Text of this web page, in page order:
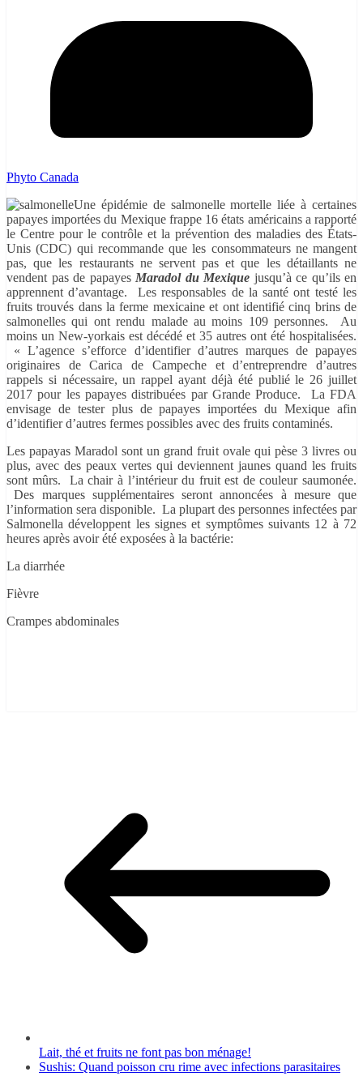
Phyto Canada
Une épidémie de salmonelle mortelle liée à certaines
papayes importées du Mexique frappe 16 états américains a rapporté
le Centre pour le contrôle et la prévention des maladies des États-
Unis (CDC) qui recommande que les consommateurs ne mangent
pas, que les restaurants ne servent pas et que les détaillants ne
vendent pas de papayes Maradol du Mexique jusqu’à ce qu’ils en
apprennent d’avantage. Les responsables de la santé ont testé les
fruits trouvés dans la ferme mexicaine et ont identifié cinq brins de
salmonelles qui ont rendu malade au moins 109 personnes. Au
moins un New-yorkais est décédé et 35 autres ont été hospitalisées.
« L’agence s’efforce d’identifier d’autres marques de papayes
originaires de Carica de Campeche et d’entreprendre d’autres
rappels si nécessaire, un rappel ayant déjà été publié le 26 juillet
2017 pour les papayes distribuées par Grande Produce. La FDA
envisage de tester plus de papayes importées du Mexique afin
d’identifier d’autres fermes possibles avec des fruits contaminés.
Les papayas Maradol sont un grand fruit ovale qui pèse 3 livres ou
plus, avec des peaux vertes qui deviennent jaunes quand les fruits
sont mûrs. La chair à l’intérieur du fruit est de couleur saumonée.
Des marques supplémentaires seront annoncées à mesure que
l’information sera disponible. La plupart des personnes infectées par
Salmonella développent les signes et symptômes suivants 12 à 72
heures après avoir été exposées à la bactérie:
La diarrhée
Fièvre
Crampes abdominales
Lait, thé et fruits ne font pas bon ménage!
Sushis: Quand poisson cru rime avec infections parasitaires